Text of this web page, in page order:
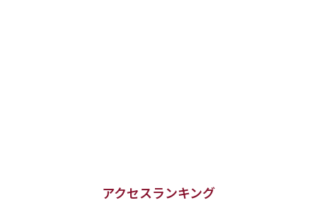
アクセスランキング